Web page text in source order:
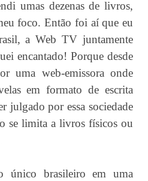
umas dezenas de livros,
foco. Então foi aí que eu
a Web TV juntamente
encantado! Porque desde
uma web-emissora onde
em formato de escrita
julgado por essa sociedade
se limita a livros físicos ou
brasileiro em uma